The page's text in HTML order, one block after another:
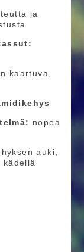
ja
kaartuva,
nopea
auki,